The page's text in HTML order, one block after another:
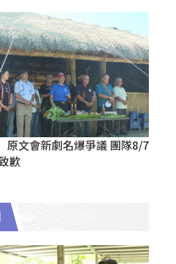
原文會新劇名爆爭議 團隊8/7
歉